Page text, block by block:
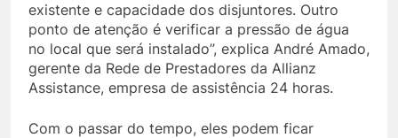
existente e capacidade dos disjuntores. Outro
ponto de atenção é verificar a pressão de água
no local que será instalado”, explica André Amado,
gerente da Rede de Prestadores da Allianz
Assistance, empresa de assistência 24 horas.
Com o passar do tempo, eles podem ficar